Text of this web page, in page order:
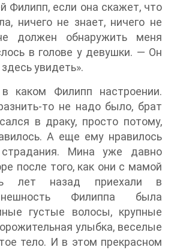
Филипп, если она скажет, что
ничего не знает, ничего не
должен обнаружить меня
в голове у девушки. — Он
увидеть».
каком Филипп настроении.
то не надо было, брат
в драку, просто потому,
А еще ему нравилось
Мина уже давно
после того, как они с мамой
лет назад приехали в
Филиппа была
густые волосы, крупные
улыбка, веселые
тело. И в этом прекрасном